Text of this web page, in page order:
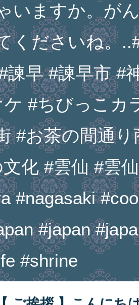
いますか。が
くださいね。
諫早 #諫早市 #
#ちびっこカ
#お茶の間通
化 #雲仙 #雲
#nagasaki
#japan
#shrine